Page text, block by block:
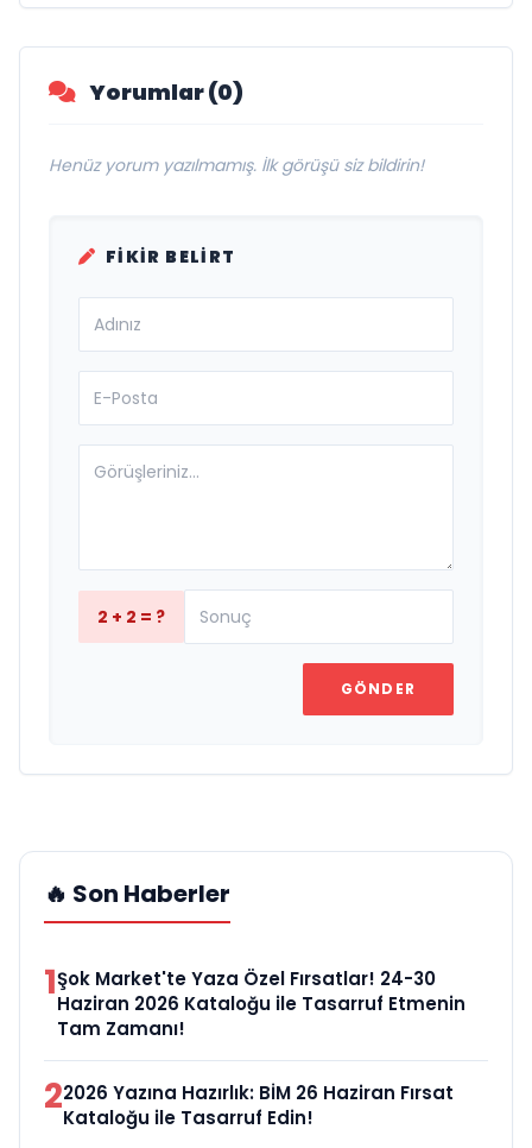
Savunma Sanayinde Küresel Vizyon
Vurgusu
Yorumlar (0)
Henüz yorum yazılmamış. İlk görüşü siz bildirin!
FIKIR BELIRT
2 + 2 = ?
GÖNDER
🔥 Son Haberler
1Şok Market'te Yaza Özel Fırsatlar! 24-30
Haziran 2026 Kataloğu ile Tasarruf Etmenin
Tam Zamanı!
22026 Yazına Hazırlık: BİM 26 Haziran Fırsat
Kataloğu ile Tasarruf Edin!